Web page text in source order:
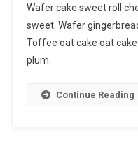
Wafer cake sweet roll
sweet. Wafer
Toffee oat cake oat
plum.
Continue Reading